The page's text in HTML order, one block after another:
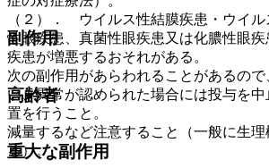
（２）． ウイルス性結膜疾患・ウイ
性眼疾患、真菌性眼疾患又は化膿性眼
疾患が増悪するおそれがある。
高齢者
減量するなど注意すること（一般に生
る）。
副作用
次の副作用があらわれることがあるの
い、異常が認められた場合には投与を
置を行うこと。
重大な副作用